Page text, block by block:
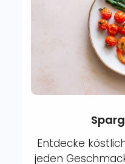
Entdecke
jeden